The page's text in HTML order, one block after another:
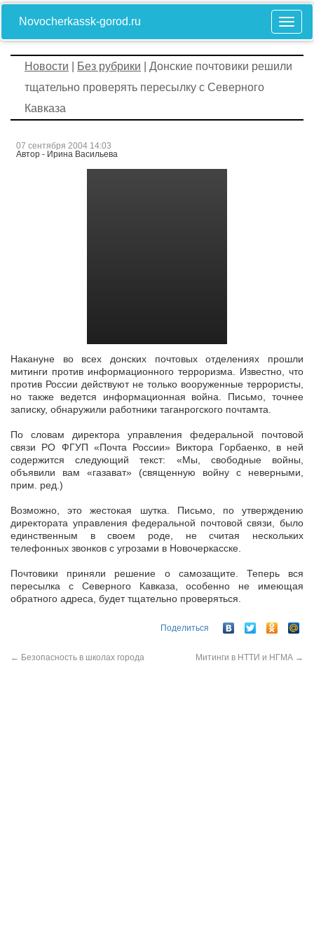
Novocherkassk-gorod.ru
Новости Без рубрики | Донские почтовики решили
тщательно проверять пересылку с Северного
Кавказа
07 сентября 2004 14:03
Автор - Ирина Васильева
Накануне во всех донских почтовых отделениях прошли
митинги против информационного терроризма. Известно, что
против России действуют не только вооруженные террористы,
но также ведется информационная война. Письмо, точнее
записку, обнаружили работники таганрогского почтамта.
По словам директора управления федеральной почтовой
связи РО ФГУП «Почта России» Виктора Горбаенко, в ней
содержится следующий текст: «Мы, свободные войны,
объявили вам «газават» (священную войну c неверными,
прим. ред.)
Возможно, это жестокая шутка. Письмо, по утверждению
директората управления федеральной почтовой связи, было
единственным в своем роде, не считая нескольких
телефонных звонков с угрозами в Новочеркасске.
Почтовики приняли решение о самозащите. Теперь вся
пересылка с Северного Кавказа, особенно не имеющая
обратного адреса, будет тщательно проверяться.
Поделиться
← Безопасность в школах города Митинги в НТТИ и НГМА →